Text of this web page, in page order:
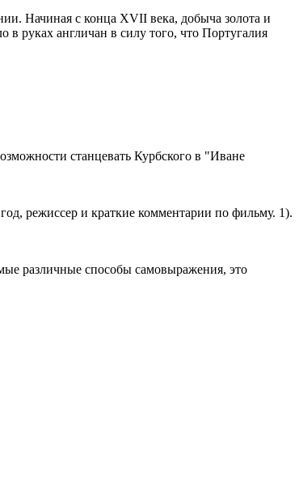
Начиная с конца XVII века, добыча золота и
руках англичан в силу того, что Португалия
станцевать Курбского в "Иване
режиссер и краткие комментарии по фильму. 1).
различные способы самовыражения, это